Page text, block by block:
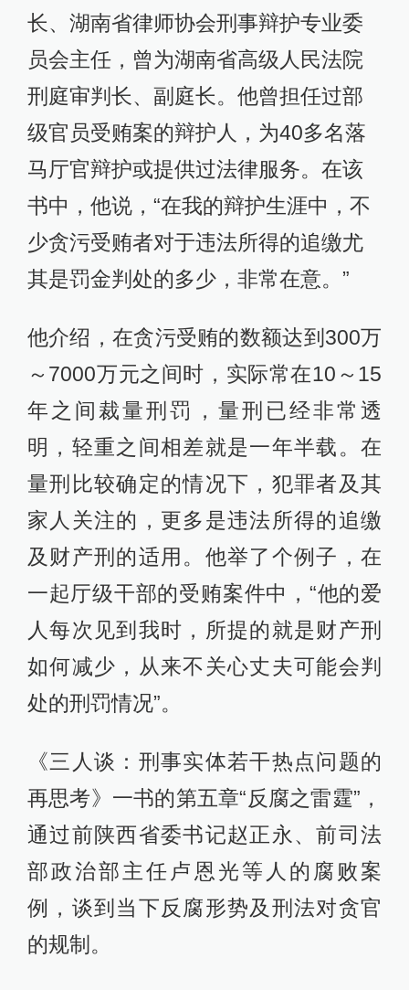
长、湖南省律师协会刑事辩护专业委
员会主任，曾为湖南省高级人民法院
刑庭审判长、副庭长。他曾担任过部
级官员受贿案的辩护人，为40多名落
马厅官辩护或提供过法律服务。在该
书中，他说，“在我的辩护生涯中，不
少贪污受贿者对于违法所得的追缴尤
其是罚金判处的多少，非常在意。”
他介绍，在贪污受贿的数额达到300万
～7000万元之间时，实际常在10～15
年之间裁量刑罚，量刑已经非常透
明，轻重之间相差就是一年半载。在
量刑比较确定的情况下，犯罪者及其
家人关注的，更多是违法所得的追缴
及财产刑的适用。他举了个例子，在
一起厅级干部的受贿案件中，“他的爱
人每次见到我时，所提的就是财产刑
如何减少，从来不关心丈夫可能会判
处的刑罚情况”。
《三人谈：刑事实体若干热点问题的
再思考》一书的第五章“反腐之雷霆”，
通过前陕西省委书记赵正永、前司法
部政治部主任卢恩光等人的腐败案
例，谈到当下反腐形势及刑法对贪官
的规制。